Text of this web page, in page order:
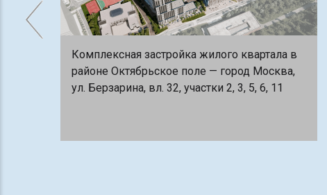
Комплексная застройка жилого квартала в
районе Октябрьское поле — город Москва,
ул. Берзарина, вл. 32, участки 2, 3, 5, 6, 11